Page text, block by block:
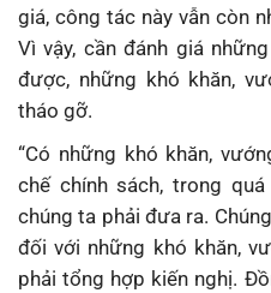
giá, công tác này vẫn còn
Vì vậy, cần đánh giá
được, những khó khăn,
tháo gỡ.
“Có những khó khăn,
chế chính sách, trong
chúng ta phải đưa ra.
đối với những khó khăn,
phải tổng hợp kiến nghị.